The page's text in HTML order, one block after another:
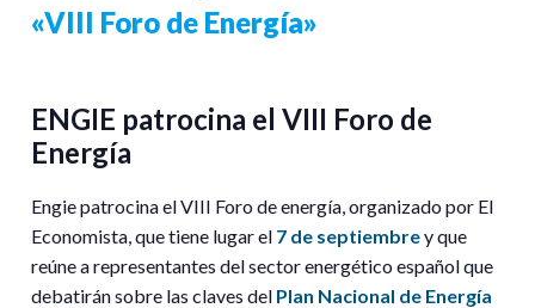
«VIII Foro de Energía»
ENGIE patrocina el VIII Foro de
Energía
Engie patrocina el VIII Foro de energía, organizado por El
Economista, que tiene lugar el 7 de septiembrey que
reúne a representantes del sector energético español que
debatirán sobre las claves del Plan Nacional de Energía